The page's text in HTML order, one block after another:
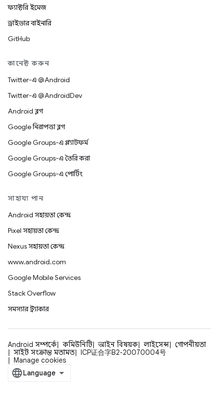
ফ্যাক্টরি ইমেজ
ড্রাইভার বাইনারি
GitHub
কানেক্ট করুন
Twitter-এ @Android
Twitter-এ @AndroidDev
Android ব্লগ
Google নিরাপত্তা ব্লগ
Google Groups-এ প্ল্যাটফর্ম
Google Groups-এ তৈরি করা
Google Groups-এ পোর্টিং
সাহায্য পান
Android সহায়তা কেন্দ্র
Pixel সহায়তা কেন্দ্র
Nexus সহায়তা কেন্দ্র
www.android.com
Google Mobile Services
Stack Overflow
সমস্যার ট্র্যাকার
Android সম্পর্কে কমিউনিটি আইন বিষয়ক লাইসেন্স
গোপনীয়তা
সাইট সংক্রান্ত মতামত
ICP证合字B2-20070004号
Manage cookies